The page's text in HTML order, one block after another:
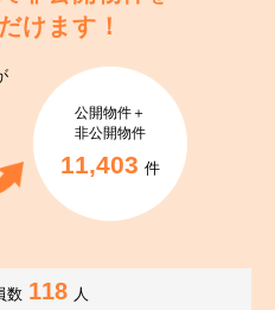
けます！
公開物件＋
非公開物件
11,403 件
数 118 人